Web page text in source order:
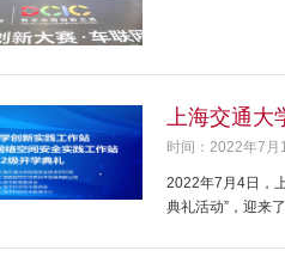
上海交通
时间：2022年7月
2022年7月4日，
典礼活动”，迎来